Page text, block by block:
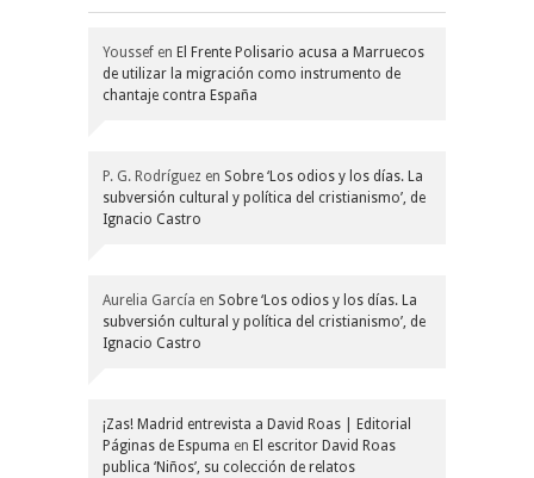
Youssef en El Frente Polisario acusa a Marruecos
de utilizar la migración como instrumento de
chantaje contra España
P. G. Rodríguez en Sobre ‘Los odios y los días. La
subversión cultural y política del cristianismo’, de
Ignacio Castro
Aurelia García en Sobre ‘Los odios y los días. La
subversión cultural y política del cristianismo’, de
Ignacio Castro
¡Zas! Madrid entrevista a David Roas | Editorial
Páginas de Espuma en El escritor David Roas
publica ‘Niños’, su colección de relatos